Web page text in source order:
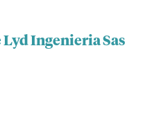
Ingenieria Sas